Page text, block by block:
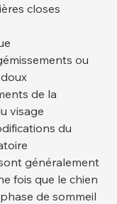
closes
ou
doux
de la
visage
du
généralement
fois que le chien
de sommeil